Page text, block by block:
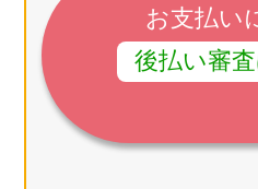
お支払い
後払い審